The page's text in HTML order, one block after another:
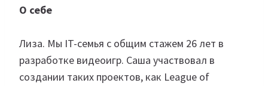
О себе
Лиза. Мы IT-семья с общим стажем 26 лет в
разработке видеоигр. Саша участвовал в
создании таких проектов, как League of